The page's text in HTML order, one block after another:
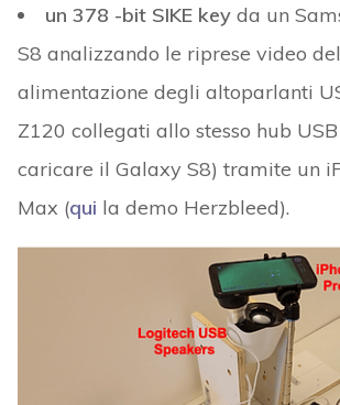
un 378 -bit SIKE keyda un
S8 analizzando le riprese video
alimentazione degli altoparlanti
Z120 collegati allo stesso hub
caricare il Galaxy S8) tramite un
Max (qui la demo Herzbleed).